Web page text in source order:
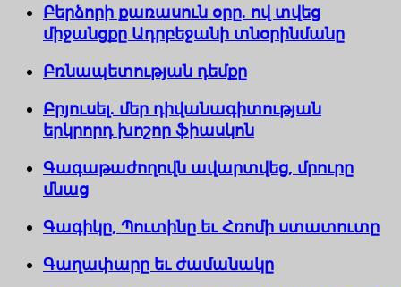
Բերձորի քառասուն օրը. ով տվեց
միջանցքը Ադրբեջանի տնօրինմանը
Բռնապետության դեմքը
Բրյուսել. մեր դիվանագիտության
երկրորդ խոշոր ֆիասկոն
Գագաթաժողովն ավարտվեց, մրուրը
մնաց
Գագիկը, Պուտինը եւ Հռոմի ստատուտը
Գաղափարը եւ ժամանակը